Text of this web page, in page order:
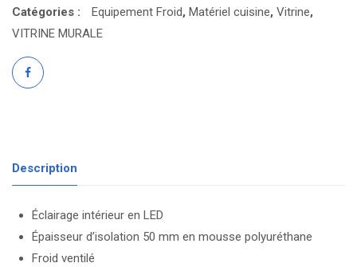
Catégories :
Equipement Froid, Matériel cuisine, Vitrine,
VITRINE MURALE
Description
Éclairage intérieur en LED
Épaisseur d’isolation 50 mm en mousse polyuréthane
Froid ventilé